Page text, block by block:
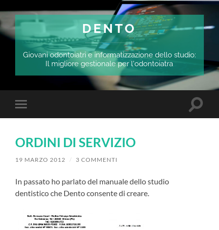
DENTO
Giovani odontoiatri e informatizzazione dello studio:
Il migliore gestionale per l'odontoiatra
Attiva/disattiva
il
dispositivi
ORDINI DI SERVIZIO
19 MARZO 2012 / 3 COMMENTI
In passato ho parlato del manuale dello studio
dentistico che Dento consente di creare.